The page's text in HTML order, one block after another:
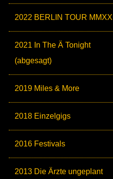
2022 BERLIN TOUR MMXXII
2021 In The Ä Tonight
(abgesagt)
2019 Miles & More
2018 Einzelgigs
2016 Festivals
2013 Die Ärzte ungeplant